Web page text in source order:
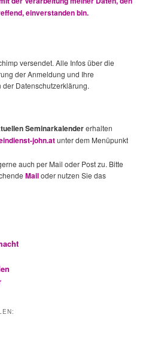
einverstanden bin.
versendet. Alle Infos über die
der Anmeldung und Ihre
Datenschutzerklärung.
Seminarkalendererhalten
john.atunter dem Menüpunkt
auch per Mail oder Post zu. Bitte
Mailoder nutzen Sie das